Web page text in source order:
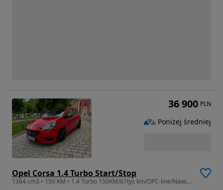
Opel Corsa 1.4 Turbo Start/Stop
1364 cm3 • 150 KM • 1.4 Turbo 150KM/67tys km/OPC-line/Nawi/Serwis/Zadbany/Color Edition
36 900 PLN
Poniżej średniej